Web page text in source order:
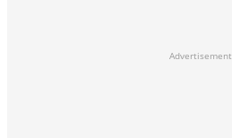
Advertisement